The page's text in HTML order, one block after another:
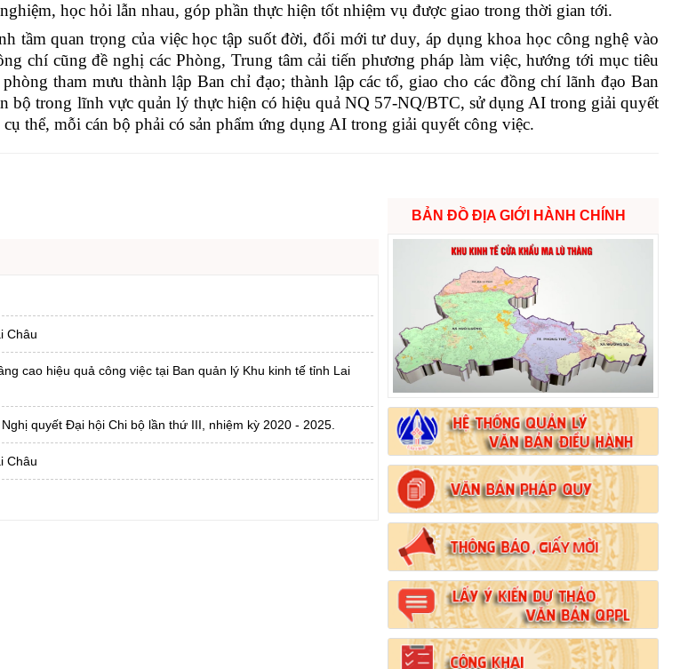
học hỏi lẫn nhau, góp phần thực hiện tốt nhiệm vụ được giao trong thời gian tới.
tầm quan trọng của việc học tập suốt đời, đổi mới tư duy, áp dụng khoa học công nghệ vào
chí cũng đề nghị các Phòng, Trung tâm cải tiến phương pháp làm việc, hướng tới mục tiêu
tham mưu thành lập Ban chỉ đạo; thành lập các tổ, giao cho các đồng chí lãnh đạo Ban
bộ trong lĩnh vực quản lý thực hiện có hiệu quả NQ 57-NQ/BTC, sử dụng AI trong giải quyết
thể, mỗi cán bộ phải có sản phẩm ứng dụng AI trong giải quyết công việc.
Châu
cao hiệu quả công việc tại Ban quản lý Khu kinh tế tỉnh Lai
quyết Đại hội Chi bộ lần thứ III, nhiệm kỳ 2020 - 2025.
Châu
BẢN ĐỒ ĐỊA GIỚI HÀNH CHÍNH